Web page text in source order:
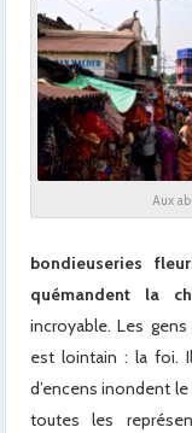
Aux
bondieuseries
quémandent la
incroyable. Les
est lointain : la foi.
d’encens inondent
toutes les